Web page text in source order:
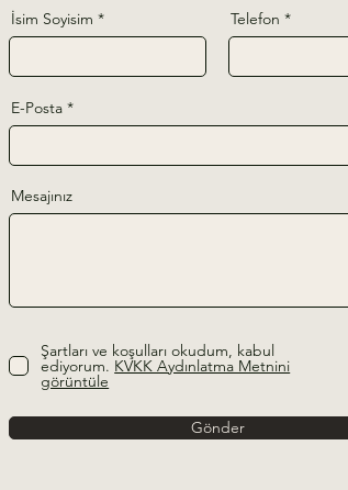
İsim Soyisim Telefon
E-Posta
Mesajınız
Şartları ve koşulları okudum, kabul
ediyorum. KVKK Aydınlatma Metnini
görüntüle
Gönder